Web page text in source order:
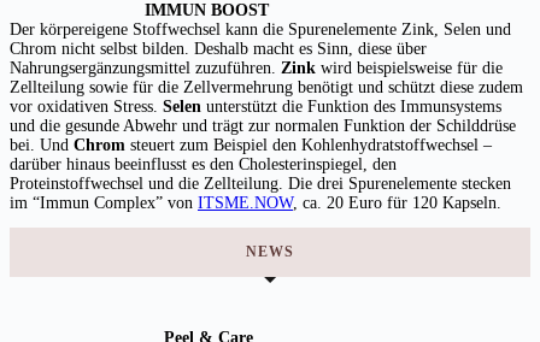
IMMUN BOOST
Der körpereigene Stoffwechsel kann die Spurenelemente Zink, Selen und
Chrom nicht selbst bilden. Deshalb macht es Sinn, diese über
Nahrungsergänzungsmittel zuzuführen. Zink wird beispielsweise für die
Zellteilung sowie für die Zellvermehrung benötigt und schützt diese zudem
vor oxidativen Stress. Selen unterstützt die Funktion des Immunsystems
und die gesunde Abwehr und trägt zur normalen Funktion der Schilddrüse
bei. Und Chrom steuert zum Beispiel den Kohlenhydratstoffwechsel –
darüber hinaus beeinflusst es den Cholesterinspiegel, den
Proteinstoffwechsel und die Zellteilung. Die drei Spurenelemente stecken
im “Immun Complex” von ITSME.NOW, ca. 20 Euro für 120 Kapseln.
NEWS
Peel & Care